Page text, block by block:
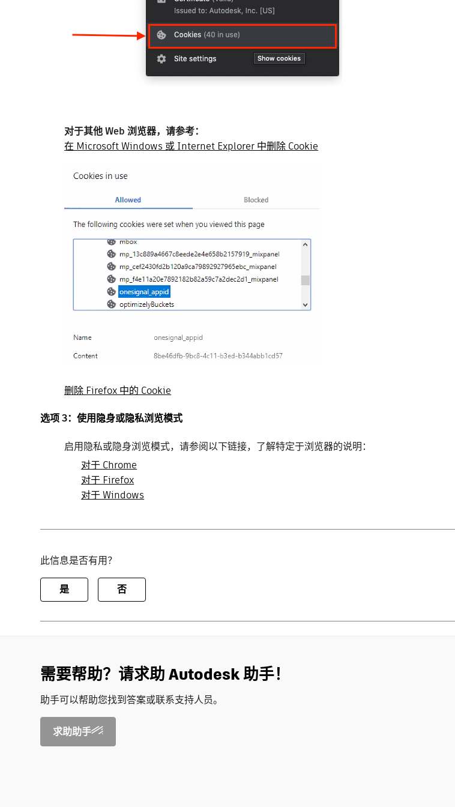
对于其他 Web 浏览器，请参考：
在 Microsoft Windows 或 Internet Explorer 中删除 Cookie
删除 Firefox 中的 Cookie
选项 3：使用隐身或隐私浏览模式
启用隐私或隐身浏览模式，请参阅以下链接，了解特定于浏览器的说明：
对于 Chrome
对于 Firefox
对于 Windows
此信息是否有用？
是 否
需要帮助？请求助 Autodesk 助手！
助手可以帮助您找到答案或联系支持人员。
求助助手